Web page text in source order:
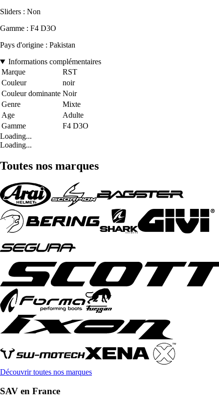
Sliders : Non
Gamme : F4 D3O
Pays d'origine : Pakistan
Informations complémentaires
Marque
RST
Couleur
noir
Couleur dominante Noir
Genre
Mixte
Age
Adulte
Gamme
F4 D3O
Loading...
Loading...
Toutes nos marques
Découvrir toutes nos marques
SAV en France